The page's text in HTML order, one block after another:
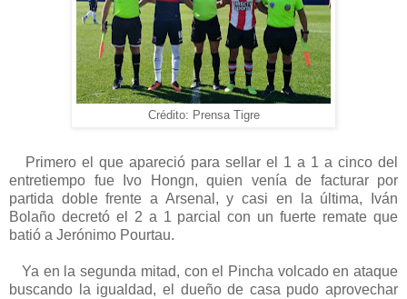
Crédito: Prensa Tigre
Primero el que apareció para sellar el 1 a 1 a cinco del
entretiempo fue Ivo Hongn, quien venía de facturar por
partida doble frente a Arsenal, y casi en la última, Iván
Bolaño decretó el 2 a 1 parcial con un fuerte remate que
batió a Jerónimo Pourtau.
Ya en la segunda mitad, con el Pincha volcado en ataque
buscando la igualdad, el dueño de casa pudo aprovechar